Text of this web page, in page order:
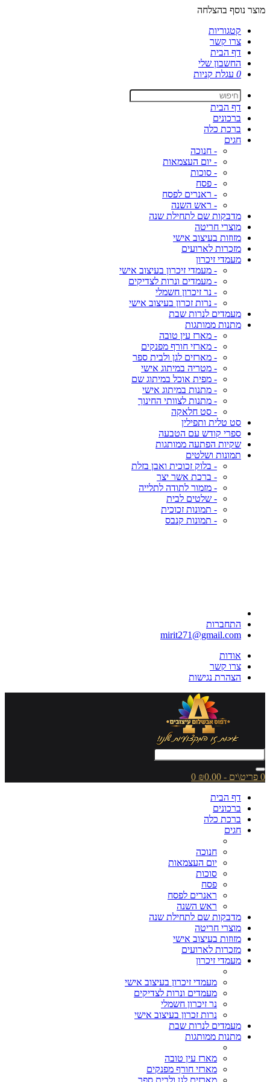
מוצר נוסף בהצלחה
קטגוריות
צרו קשר
דף הבית
החשבון שלי
0 עגלת קניות
דף הבית
ברכונים
ברכת כלה
חגים
- חנוכה
- יום העצמאות
- סוכות
- פסח
- ראנרים לפסח
- ראש השנה
מדבקות שם לתחילת שנה
מוצרי חריטה
מזוזות בעיצוב אישי
מזכרות לארועים
מעמדי זיכרון
- מעמדי זיכרון בעיצוב אישי
- מעמדים ונרות לצדיקים
- נר זיכרון חשמלי
- נרות זכרון בעיצוב אישי
מעמדים לנרות שבת
מתנות ממותגות
- מארז עין טובה
- מארזי חורף מפנקים
- מארזים לגן ולבית ספר
- מטריה במיתוג אישי
- מפית אוכל במיתוג שם
- מתנות במיתוג אישי
- מתנות לצוותי החינוך
- סט חלאקה
סט טלית ותפילין
ספרי קודש עם הטבעה
שקיות הפתעה ממותגות
תמונות ושלטים
- בלוק זכוכית ואבן בזלת
- ברכת אשר יצר
- מזמור לתודה לתלייה
- שלטים לבית
- תמונות זכוכית
- תמונות קנבס
התחברות
mirit271@gmail.com
אודות
צרו קשר
הצהרת נגישות
0 פריט\ים - ₪0.00
0
דף הבית
ברכונים
ברכת כלה
חגים
חנוכה
יום העצמאות
סוכות
פסח
ראנרים לפסח
ראש השנה
מדבקות שם לתחילת שנה
מוצרי חריטה
מזוזות בעיצוב אישי
מזכרות לארועים
מעמדי זיכרון
מעמדי זיכרון בעיצוב אישי
מעמדים ונרות לצדיקים
נר זיכרון חשמלי
נרות זכרון בעיצוב אישי
מעמדים לנרות שבת
מתנות ממותגות
מארז עין טובה
מארזי חורף מפנקים
מארזים לגן ולבית ספר